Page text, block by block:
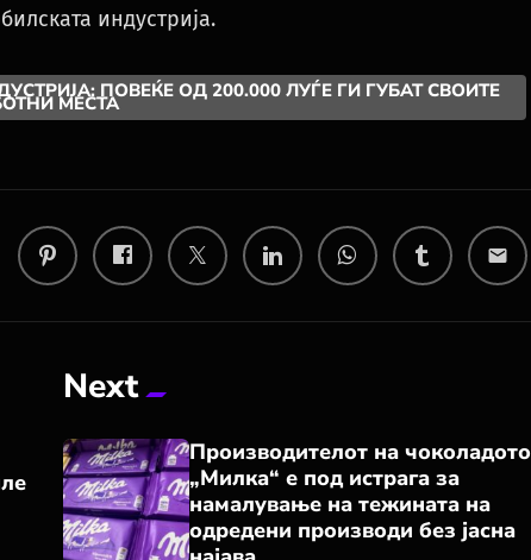
индустрија.
ПОВЕЌЕ ОД 200.000 ЛУЃЕ ГИ ГУБАТ СВОИТЕ
МЕСТА
email
Next
Производителот на чоколадото
„Милка“ е под истрага за
намалување на тежината на
одредени производи без јасна